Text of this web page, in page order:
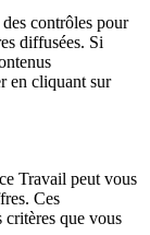
contrôles pour
diffusées. Si
en cliquant sur
Travail peut vous
Ces
critères que vous